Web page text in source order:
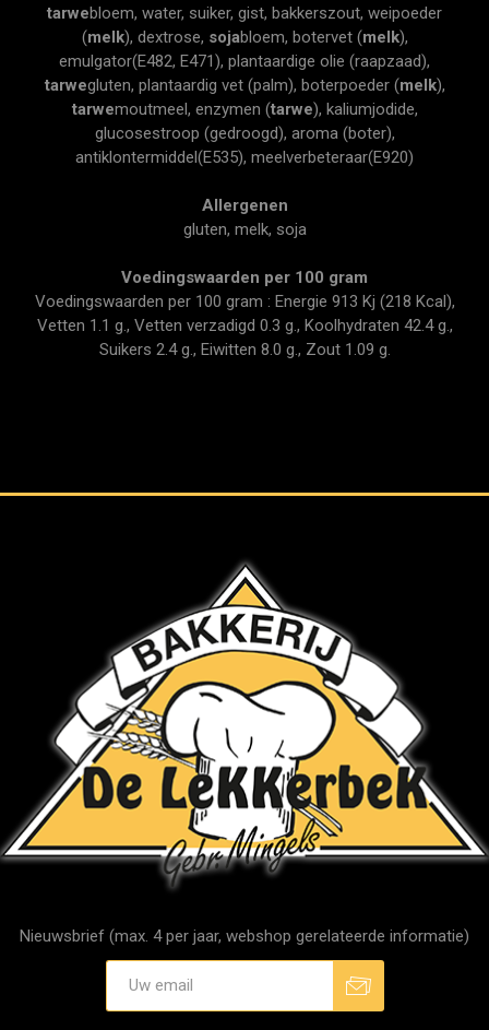
tarwebloem, water, suiker, gist, bakkerszout, weipoeder
(melk), dextrose, sojabloem, botervet (melk),
emulgator(E482, E471), plantaardige olie (raapzaad),
tarwegluten, plantaardig vet (palm), boterpoeder (melk),
tarwemoutmeel, enzymen (tarwe), kaliumjodide,
glucosestroop (gedroogd), aroma (boter),
antiklontermiddel(E535), meelverbeteraar(E920)
Allergenen
gluten, melk, soja
Voedingswaarden per 100 gram
Voedingswaarden per 100 gram : Energie 913 Kj (218 Kcal),
Vetten 1.1 g., Vetten verzadigd 0.3 g., Koolhydraten 42.4 g.,
Suikers 2.4 g., Eiwitten 8.0 g., Zout 1.09 g.
Nieuwsbrief (max. 4 per jaar, webshop gerelateerde informatie)